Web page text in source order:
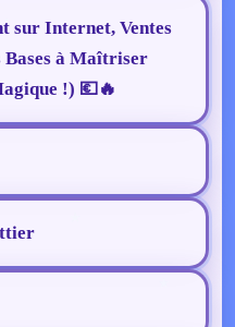
sur Internet, Ventes
à Maîtriser
!) 💶🔥